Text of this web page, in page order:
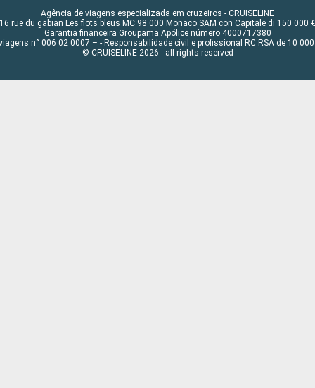
Agência de viagens especializada em cruzeiros - CRUISELINE
16 rue du gabian Les flots bleus MC 98 000 Monaco SAM con Capitale di 150 000 €
Garantia financeira Groupama Apólice número 4000717380
n° 006 02 0007 – - Responsabilidade civil e profissional RC RSA de 10 000
© CRUISELINE 2026 - all rights reserved